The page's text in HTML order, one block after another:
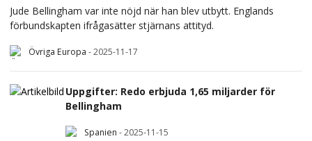
Jude Bellingham var inte nöjd när han blev utbytt. Englands
förbundskapten ifrågasätter stjärnans attityd.
Övriga Europa -2025-11-17
Uppgifter: Redo erbjuda 1,65 miljarder för
Bellingham
Spanien -2025-11-15